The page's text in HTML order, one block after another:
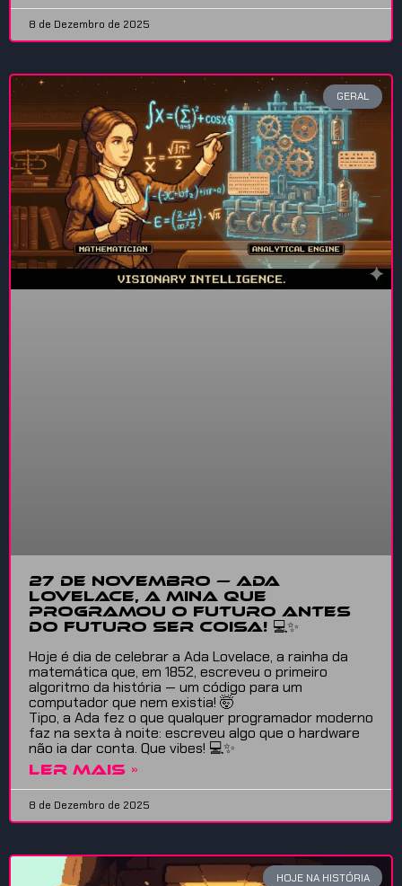
8 de Dezembro de 2025
GERAL
27 de Novembro — Ada
Lovelace, a Mina que
Programou o Futuro Antes
do Futuro Ser Coisa! 💻✨
Hoje é dia de celebrar a Ada Lovelace, a rainha da
matemática que, em 1852, escreveu o primeiro
algoritmo da história — um código para um
computador que nem existia! 🤯
Tipo, a Ada fez o que qualquer programador moderno
faz na sexta à noite: escreveu algo que o hardware
não ia dar conta. Que vibes! 💻✨
LER MAIS »
8 de Dezembro de 2025
HOJE NA HISTÓRIA